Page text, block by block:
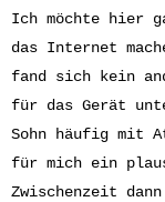
Ich möchte hier
das Internet
fand sich kein
für das Gerät
Sohn häufig mit
für mich ein
Zwischenzeit